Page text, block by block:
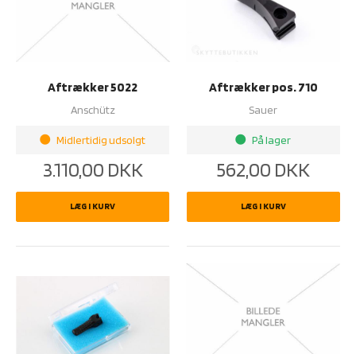
Aftrækker 5022
Anschütz
brightness_1 Midlertidig udsolgt
3.110,00 DKK
LÆG I KURV
Aftrækker pos. 710
Sauer
brightness_1 På lager
562,00 DKK
LÆG I KURV